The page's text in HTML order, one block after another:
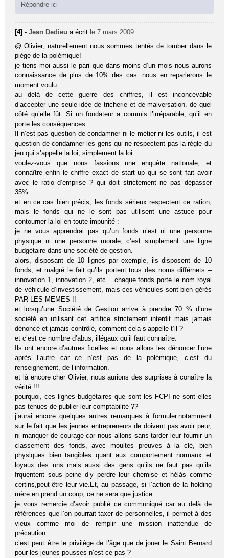
Répondre ici
[4] -Jean Dedieu a écrit le 7 mars 2009 :
@ Olivier, naturellement nous sommes tentés de tomber dans le
piège de la polémique!
je tiens moi aussi le pari que dans moins d’un mois nous aurons
connaissance de plus de 10% des cas. nous en reparlerons le
moment voulu.
au delà de cette guerre des chiffres, il est inconcevable
d’accepter une seule idée de tricherie et de malversation. de quel
côté qu’elle fût. Si un fondateur a commis l’irréparable, qu’il en
porte les conséquences.
Il n’est pas question de condamner ni le métier ni les outils, il est
question de condamner les gens qui ne respectent pas la règle du
jeu qui s’appelle la loi, simplement la loi.
voulez-vous que nous fassions une enquète nationale, et
connaître enfin le chiffre exact de start up qui se sont fait avoir
avec le ratio d’emprise ? qui doit strictement ne pas dépasser
35%
et en ce cas bien précis, les fonds sérieux respectent ce ration,
mais le fonds qui ne le sont pas utilisent une astuce pour
contourner la loi en toute impunité :
je ne vous apprendrai pas qu’un fonds n’est ni une personne
physique ni une personne morale, c’est simplement une ligne
budgétaire dans une société de gestion.
alors, disposant de 10 lignes par exemple, ils disposent de 10
fonds, et malgré le fait qu’ils portent tous des noms différnets –
innovation 1, innovation 2, etc….chaque fonds porte le nom royal
de véhicule d’investissement, mais ces véhicules sont bien gérés
PAR LES MEMES !!
et lorsqu’une Société de Gestion arrive à prendre 70 % d’une
société en utilisant cet artifice strictement interdit mais jamais
dénoncé et jamais contrôlé, comment cela s’appelle t’il ?
et c’est ce nombre d’abus, illégaux qu’il faut connaître.
Ils ont encore d’autrres ficelles et nous allons les dénoncer l’une
après l’autre car ce n’est pas de la polémique, c’est du
renseignement, de l’information.
et là encore cher Olivier, nous aurions des surprises à conaître la
vérité !!!
pourquoi, ces lignes budgétaires que sont les FCPI ne sont elles
pas tenues de publier leur comptabilité ??
j’aurai encore quelques autres remarques à formuler.notamment
sur le fait que les jeunes entrepreneurs de doivent pas avoir peur,
ni manquer de courage car nous allons sans tarder leur fournir un
classement des fonds, avec moultes preuves à la clé, bien
physiques bien tangibles quant aux comportement normaux et
loyaux des uns mais aussi des gens qu’ils ne faut pas qu’ils
frquentent sous peine d’y perdre leur chemise et hélàs comme
certins,peut-être leur vie.Et, au passage, si l’action de la holding
mère en prend un coup, ce ne sera que justice.
je vous remercie d’avoir publié ce communiqué car au delà de
références que l’on pourrait taxer de personnelles, il permet à des
vieux comme moi de remplir une mission inattendue de
précaution.
c’est peut être le privilège de l’âge que de jouer le Saint Bernard
pour les jeunes pousses n’est ce pas ?